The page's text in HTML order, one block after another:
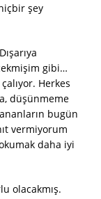
şey
gibi…
Herkes
düşünmeme
bugün
vermiyorum
daha iyi
olacakmış.